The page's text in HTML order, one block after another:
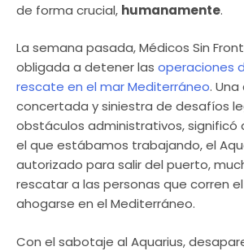
de forma crucial, humanamente.
La semana pasada, Médicos Sin
obligada a detener las operaciones
rescate en el mar Mediterráneo.
concertada y siniestra de desafíos
obstáculos administrativos, significó
el que estábamos trabajando, el
autorizado para salir del puerto,
rescatar a las personas que corren
ahogarse en el Mediterráneo.
Con el sabotaje al Aquarius,